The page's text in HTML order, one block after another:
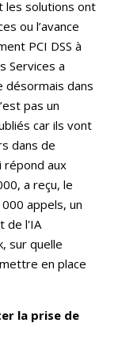
les solutions ont
ou l’avance
PCI DSS à
Services a
désormais dans
pas un
car ils vont
dans de
répond aux
a reçu, le
appels, un
de l'IA
sur quelle
en place
la prise de